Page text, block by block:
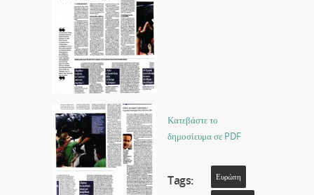
Κατεβάστε το
δημοσίευμα σε PDF
Tags: Ευρώπη